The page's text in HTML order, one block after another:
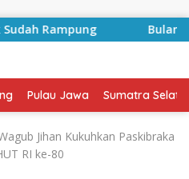
Bulan
Pulau Jawa Sumatra
Jihan Kukuhkan Paskibraka
RI ke-80